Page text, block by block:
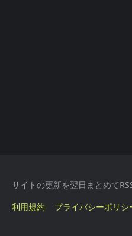
サイトの更新を翌日まとめて
利用規約
プライバシーポリシ